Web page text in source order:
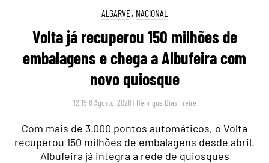
ALGARVE, NACIONAL
Volta já recuperou 150 milhões de
embalagens e chega a Albufeira com
novo quiosque
12:15 8 Agosto, 2026 | Henrique Dias Freire
Com mais de 3.000 pontos automáticos, o Volta
recuperou 150 milhões de embalagens desde abril.
Albufeira já integra a rede de quiosques